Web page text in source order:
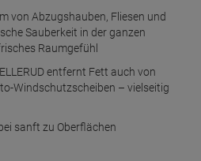
von Abzugshauben, Fliesen und
Sauberkeit in der ganzen
Raumgefühl
entfernt Fett auch von
Windschutzscheiben – vielseitig
sanft zu Oberflächen